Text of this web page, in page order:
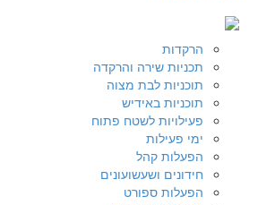
הרקדות
תכניות שירה והרקדה
תוכניות לבת מצוה
תוכניות באידיש
פעילויות לשטח פתוח
ימי פעילות
הפעלות קהל
חידונים ושעשועונים
הפעלות ספורט